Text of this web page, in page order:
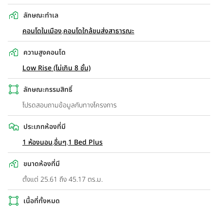
ลักษณะทำเล
คอนโดในเมือง,คอนโดใกล้ขนส่งสาธารณะ
ความสูงคอนโด
Low Rise (ไม่เกิน 8 ชั้น)
ลักษณะกรรมสิทธิ์
โปรดสอบถามข้อมูลกับทางโครงการ
ประเภทห้องที่มี
1 ห้องนอน,อื่นๆ,1 Bed Plus
ขนาดห้องที่มี
ตั้งแต่ 25.61 ถึง 45.17 ตร.ม.
เนื้อที่ทั้งหมด